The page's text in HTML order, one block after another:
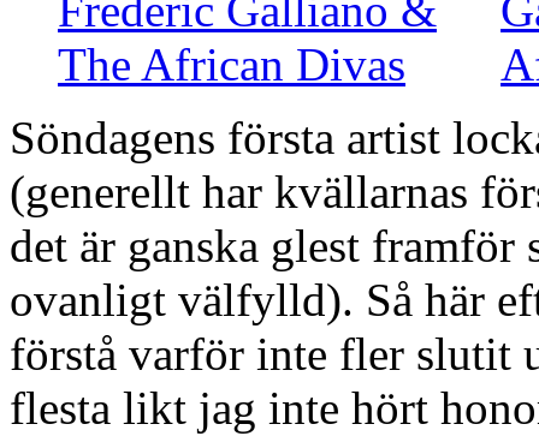
Söndagens första artist
(generellt har kvällarnas
det är ganska glest framför
ovanligt välfylld). Så här
förstå varför inte fler slutit
flesta likt jag inte hört